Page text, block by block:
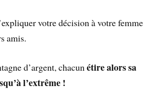
votre décision à votre femme
amis.
d’argent, chacunétire alors sa
l’extrême !